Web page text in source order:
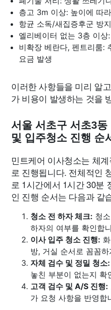
층고 3m 이상: 높이에 따
항균 소독/새집증후군 방
엘리베이터 없는 3층 이
비확장 베란다, 펜트리룸:
요금 발생
이러한 사항들을 미리 알
가 비용이 발생하는 것을
서울 서초구 서초3
및 입주청소 진행 순
민트케어 이사청소는 체
로 진행됩니다. 전체적인
로 1시간에서 1시간 30분
인 진행 순서는 다음과 같
청소 전 하자 체크: 청
하자의 여부를 확인합
이사 입주 청소 진행:
방, 거실 순서로 꼼꼼
자체 검수 및 정밀 청소:
놓친 부분이 없는지 확
고객 검수 및 A/S 진행:
가 요청 사항을 반영합